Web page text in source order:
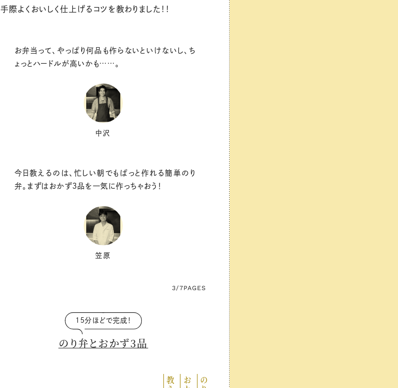
手際よくおいしく仕上げるコツを教わりました！！
お弁当って、やっぱり何品も作らないといけないし、ち
ょっとハードルが高いかも……。
中沢
今日教えるのは、忙しい朝でもぱっと作れる簡単のり
弁。まずはおかず3品を一気に作っちゃおう！
笠原
3/7PAGES
15分ほどで完成！
のり弁とおかず3品